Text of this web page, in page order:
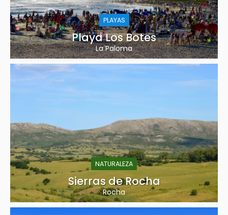
PLAYAS
Playa Los Botes
La Paloma
NATURALEZA
Sierras de Rocha
Rocha